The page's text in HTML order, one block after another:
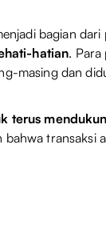
bagian
hatian. Para
masing dan
terus
bahwa transaksi